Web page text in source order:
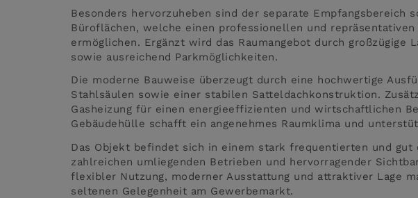
Besonders hervorzuheben sind der separate Empfangsbereich
Büroflächen, welche einen professionellen und
ermöglichen. Ergänzt wird das Raumangebot durch großzügige
sowie ausreichend Parkmöglichkeiten.
Die moderne Bauweise überzeugt durch eine hochwertige
Stahlsäulen sowie einer stabilen Satteldachkonstruktion.
Gasheizung für einen energieeffizienten und wirtschaftlichen
Gebäudehülle schafft ein angenehmes Raumklima und
Das Objekt befindet sich in einem stark frequentierten und
zahlreichen umliegenden Betrieben und hervorragender
flexibler Nutzung, moderner Ausstattung und attraktiver Lage
seltenen Gelegenheit am Gewerbemarkt.